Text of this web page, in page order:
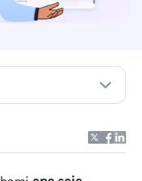
pencapaian